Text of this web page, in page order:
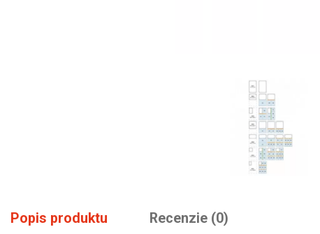
Popis produktu Recenzie (0)